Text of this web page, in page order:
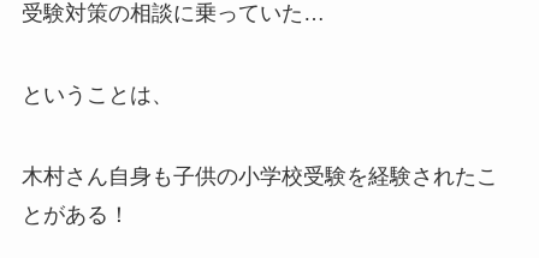
受験対策の相談に乗っていた…
ということは、
木村さん自身も子供の小学校受験を経験されたこ
とがある！